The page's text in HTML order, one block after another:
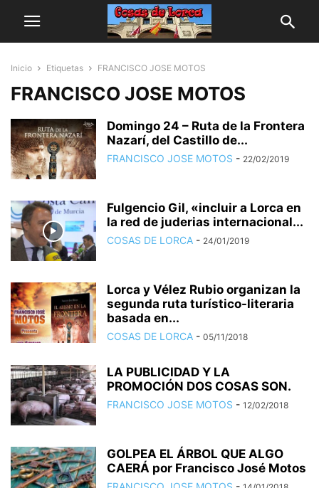
Inicio Etiquetas FRANCISCO JOSE MOTOS
FRANCISCO JOSE MOTOS
Domingo 24 – Ruta de la Frontera
Nazarí, del Castillo de...
FRANCISCO JOSE MOTOS - 22/02/2019
Fulgencio Gil, «incluir a Lorca en
la red de juderias internacional...
COSAS DE LORCA - 24/01/2019
Lorca y Vélez Rubio organizan la
segunda ruta turístico-literaria
basada en...
COSAS DE LORCA - 05/11/2018
LA PUBLICIDAD Y LA
PROMOCIÓN DOS COSAS SON.
FRANCISCO JOSE MOTOS - 12/02/2018
GOLPEA EL ÁRBOL QUE ALGO
CAERÁ por Francisco José Motos